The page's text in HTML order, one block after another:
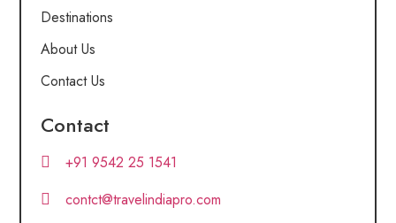
Destinations
About Us
Contact Us
Contact
+91 9542 25 1541
contct@travelindiapro.com